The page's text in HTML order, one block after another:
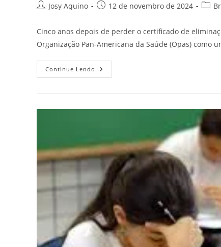
Josy Aquino 12 de novembro de 2024
Cinco anos depois de perder o certificado de
Organização Pan-Americana da Saúde (Opas) como
Continue Lendo